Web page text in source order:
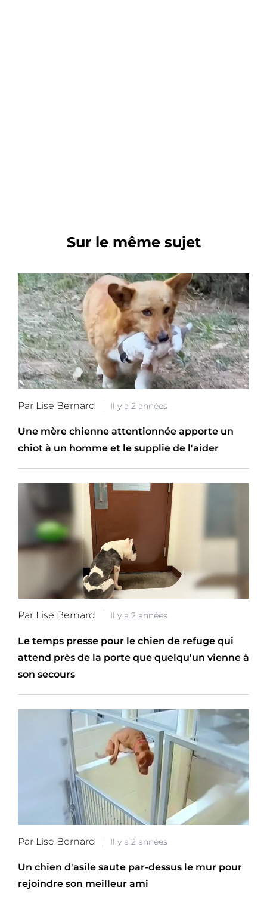
Sur le même sujet
Par Lise Bernard Il y a 2 années
Une mère chienne attentionnée apporte un
chiot à un homme et le supplie de l'aider
Par Lise Bernard Il y a 2 années
Le temps presse pour le chien de refuge qui
attend près de la porte que quelqu'un vienne à
son secours
Par Lise Bernard Il y a 2 années
Un chien d'asile saute par-dessus le mur pour
rejoindre son meilleur ami